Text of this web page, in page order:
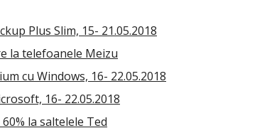
Plus Slim, 15- 21.05.2018
la telefoanele Meizu
cu Windows, 16- 22.05.2018
16- 22.05.2018
la saltelele Ted